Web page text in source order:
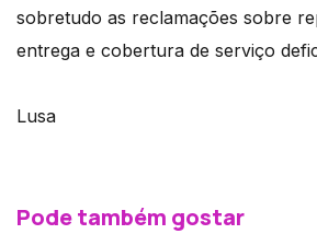
sobretudo as reclamações sobre
entrega e cobertura de serviço
Lusa
Pode também gostar